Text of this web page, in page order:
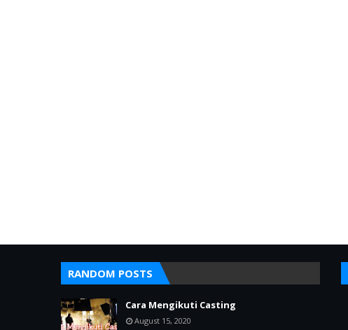
RANDOM POSTS
Cara Mengikuti Casting
August 15, 2020